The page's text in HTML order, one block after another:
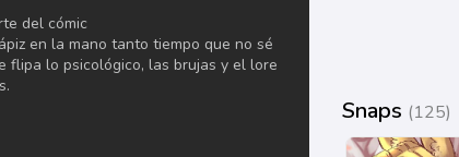
del cómic
en la mano tanto tiempo que no sé
flipa lo psicológico, las brujas y el lore
Snaps (125)